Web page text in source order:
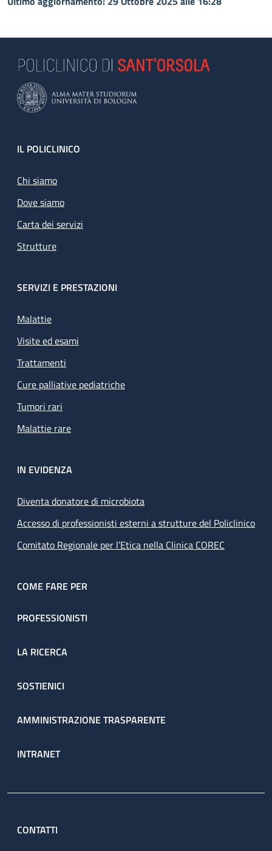
Footer
IL POLICLINICO
Chi siamo
Dove siamo
Carta dei servizi
Strutture
SERVIZI E PRESTAZIONI
Malattie
Visite ed esami
Trattamenti
Cure palliative pediatriche
Tumori rari
Malattie rare
IN EVIDENZA
Diventa donatore di microbiota
Accesso di professionisti esterni a strutture del Policlinico
Comitato Regionale per l’Etica nella Clinica COREC
COME FARE PER
PROFESSIONISTI
LA RICERCA
SOSTIENICI
AMMINISTRAZIONE TRASPARENTE
INTRANET
CONTATTI